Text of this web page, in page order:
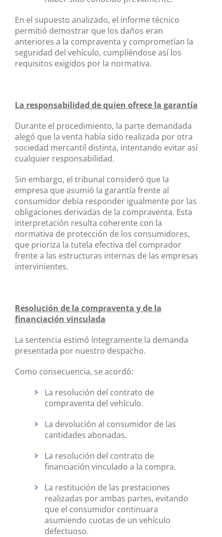
En el supuesto analizado, el informe técnico
permitió demostrar que los daños eran
anteriores a la compraventa y comprometían la
seguridad del vehículo, cumpliéndose así los
requisitos exigidos por la normativa.
La responsabilidad de quien ofrece la garantía
Durante el procedimiento, la parte demandada
alegó que la venta había sido realizada por otra
sociedad mercantil distinta, intentando evitar así
cualquier responsabilidad.
Sin embargo, el tribunal consideró que la
empresa que asumió la garantía frente al
consumidor debía responder igualmente por las
obligaciones derivadas de la compraventa. Esta
interpretación resulta coherente con la
normativa de protección de los consumidores,
que prioriza la tutela efectiva del comprador
frente a las estructuras internas de las empresas
intervinientes.
Resolución de la compraventa y de la
financiación vinculada
La sentencia estimó íntegramente la demanda
presentada por nuestro despacho.
Como consecuencia, se acordó:
La resolución del contrato de
compraventa del vehículo.
La devolución al consumidor de las
cantidades abonadas.
La resolución del contrato de
financiación vinculado a la compra.
La restitución de las prestaciones
realizadas por ambas partes, evitando
que el consumidor continuara
asumiendo cuotas de un vehículo
defectuoso.